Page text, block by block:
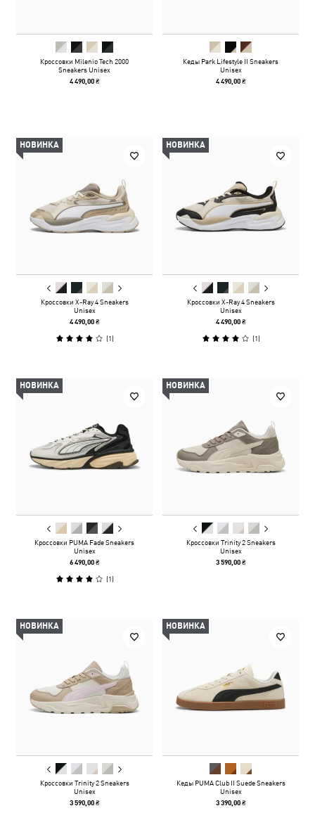
Кроссовки Milenio Tech 2000
Sneakers Unisex
4 490,00 ₴
Кеды Park Lifestyle II Sneakers
Unisex
4 490,00 ₴
НОВИНКА
Кроссовки X-Ray 4 Sneakers
Unisex
4 490,00 ₴
(1)
НОВИНКА
Кроссовки X-Ray 4 Sneakers
Unisex
4 490,00 ₴
(1)
НОВИНКА
Кроссовки PUMA Fade Sneakers
Unisex
6 490,00 ₴
(1)
НОВИНКА
Кроссовки Trinity 2 Sneakers
Unisex
3 590,00 ₴
НОВИНКА
Кроссовки Trinity 2 Sneakers
Unisex
3 590,00 ₴
НОВИНКА
Кеды PUMA Club II Suede Sneakers
Unisex
3 390,00 ₴